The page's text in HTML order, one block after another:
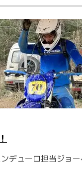
デューロ担当ジョ